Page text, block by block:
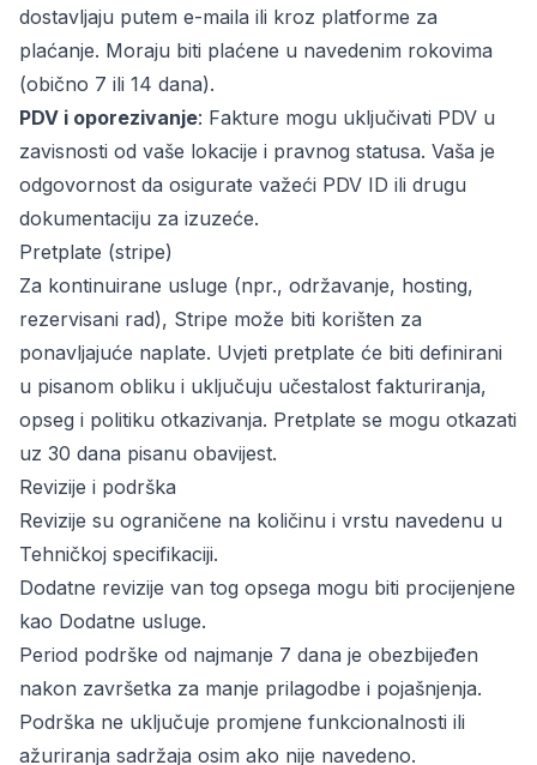
dostavljaju putem e-maila ili kroz platforme za
plaćanje. Moraju biti plaćene u navedenim rokovima
(obično 7 ili 14 dana).
PDV i oporezivanje: Fakture mogu uključivati PDV u
zavisnosti od vaše lokacije i pravnog statusa. Vaša je
odgovornost da osigurate važeći PDV ID ili drugu
dokumentaciju za izuzeće.
Pretplate (stripe)
Za kontinuirane usluge (npr., održavanje, hosting,
rezervisani rad), Stripe može biti korišten za
ponavljajuće naplate. Uvjeti pretplate će biti definirani
u pisanom obliku i uključuju učestalost fakturiranja,
opseg i politiku otkazivanja. Pretplate se mogu otkazati
uz 30 dana pisanu obavijest.
Revizije i podrška
Revizije su ograničene na količinu i vrstu navedenu u
Tehničkoj specifikaciji.
Dodatne revizije van tog opsega mogu biti procijenjene
kao Dodatne usluge.
Period podrške od najmanje 7 dana je obezbijeđen
nakon završetka za manje prilagodbe i pojašnjenja.
Podrška ne uključuje promjene funkcionalnosti ili
ažuriranja sadržaja osim ako nije navedeno.